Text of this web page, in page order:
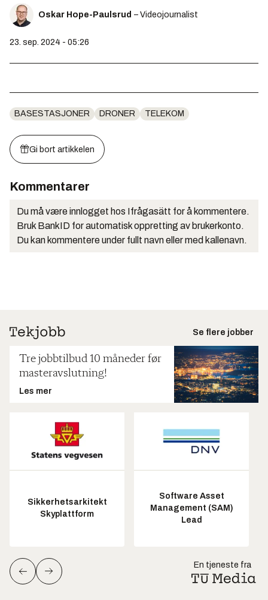
Oskar Hope-Paulsrud – Videojournalist
23. sep. 2024 - 05:26
BASESTASJONER DRONER TELEKOM
Gi bort artikkelen
Kommentarer
Du må være innlogget hos Ifrågasätt for å kommentere.
Bruk BankID for automatisk oppretting av brukerkonto.
Du kan kommentere under fullt navn eller med kallenavn.
Se flere jobber
Tre jobbtilbud 10 måneder før
masteravslutning!
Les mer
Sikkerhetsarkitekt
Skyplattform
Software Asset
Management (SAM)
Lead
En tjeneste fra